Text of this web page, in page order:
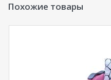
Похожие товары